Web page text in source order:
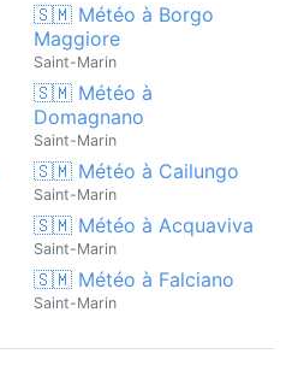
🇸🇲 Météo à Borgo
Maggiore
Saint-Marin
🇸🇲 Météo à
Domagnano
Saint-Marin
🇸🇲 Météo à Cailungo
Saint-Marin
🇸🇲 Météo à Acquaviva
Saint-Marin
🇸🇲 Météo à Falciano
Saint-Marin